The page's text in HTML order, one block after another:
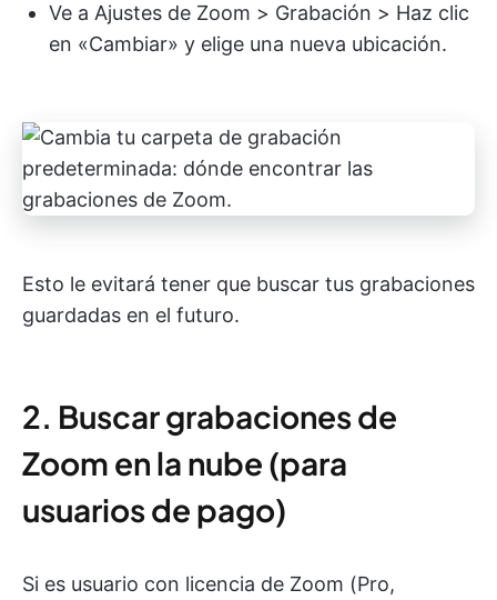
Ve a Ajustes de Zoom > Grabación > Haz clic
en «Cambiar» y elige una nueva ubicación.
Esto le evitará tener que buscar tus grabaciones
guardadas en el futuro.
2. Buscar grabaciones de
Zoom en la nube (para
usuarios de pago)
Si es usuario con licencia de Zoom (Pro,